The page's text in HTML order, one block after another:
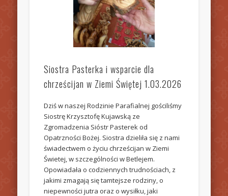
Siostra Pasterka i wsparcie dla
chrześcijan w Ziemi Świętej 1.03.2026
Dziś w naszej Rodzinie Parafialnej gościliśmy
Siostrę Krzysztofę Kujawską ze
Zgromadzenia Sióstr Pasterek od
Opatrzności Bożej. Siostra dzieliła się z nami
świadectwem o życiu chrześcijan w Ziemi
Świetej, w szczególności w Betlejem.
Opowiadała o codziennych trudnościach, z
jakimi zmagają się tamtejsze rodziny, o
niepewności jutra oraz o wysiłku, jaki